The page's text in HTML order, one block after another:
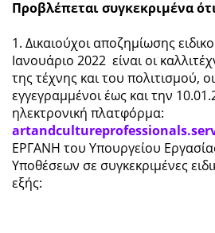
Προβλέπεται συγκεκριμένα
1. Δικαιούχοι αποζημίωσης
Ιανουάριο 2022 είναι οι
της τέχνης και του πολιτισμού,
εγγεγραμμένοι έως και την
ηλεκτρονική πλατφόρμα:
ΕΡΓΑΝΗ του Υπουργείου
Υποθέσεων σε συγκεκριμένες
εξής: